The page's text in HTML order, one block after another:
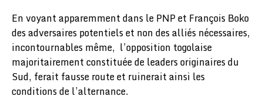
En voyant apparemment dans le PNP et François Boko
des adversaires potentiels et non des alliés nécessaires,
incontournables même, l’opposition togolaise
majoritairement constituée de leaders originaires du
Sud, ferait fausse route et ruinerait ainsi les
conditions de l’alternance.